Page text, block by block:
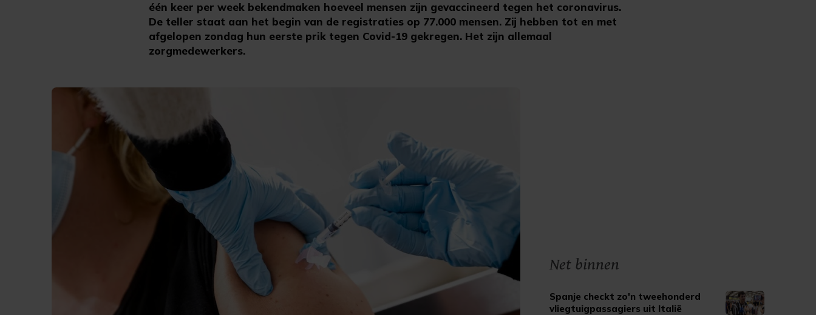
één keer per week bekendmaken hoeveel mensen zijn gevaccineerd tegen het coronavirus.
De teller staat aan het begin van de registraties op 77.000 mensen. Zij hebben tot en met
afgelopen zondag hun eerste prik tegen Covid-19 gekregen. Het zijn allemaal
zorgmedewerkers.
Net binnen
Spanje checkt zo'n tweehonderd
vliegtuigpassagiers uit Italië